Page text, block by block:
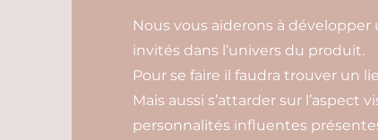
Nous vous aiderons à
invités dans l’univers du produit.
Pour se faire il faudra trouver un
Mais aussi s’attarder sur l’aspect
personnalités influentes